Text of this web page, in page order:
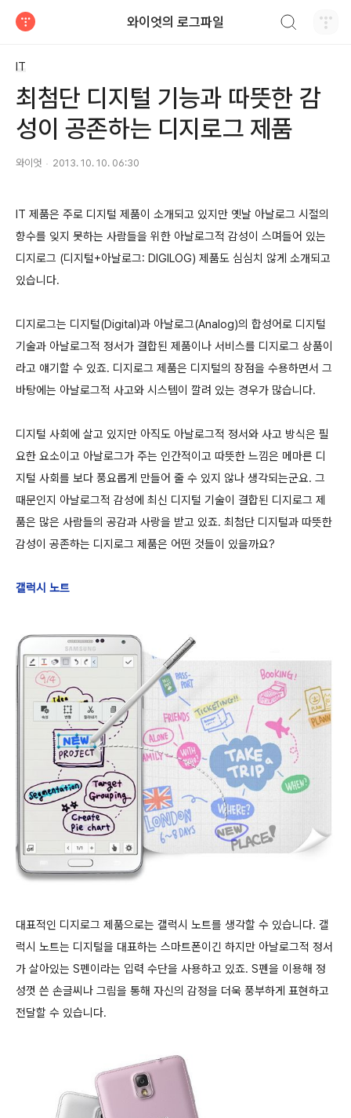
와이엇의 로그파일
IT
최첨단 디지털 기능과 따뜻한 감
성이 공존하는 디지로그 제품
와이엇 2013. 10. 10. 06:30
IT 제품은 주로 디지털 제품이 소개되고 있지만 옛날 아날로그 시절의
향수를 잊지 못하는 사람들을 위한 아날로그적 감성이 스며들어 있는
디지로그 (디지털+아날로그: DIGILOG) 제품도 심심치 않게 소개되고
있습니다.
디지로그는 디지털(Digital)과 아날로그(Analog)의 합성어로 디지털
기술과 아날로그적 정서가 결합된 제품이나 서비스를 디지로그 상품이
라고 얘기할 수 있죠. 디지로그 제품은 디지털의 장점을 수용하면서 그
바탕에는 아날로그적 사고와 시스템이 깔려 있는 경우가 많습니다.
디지털 사회에 살고 있지만 아직도 아날로그적 정서와 사고 방식은 필
요한 요소이고 아날로그가 주는 인간적이고 따뜻한 느낌은 메마른 디
지털 사회를 보다 풍요롭게 만들어 줄 수 있지 않나 생각되는군요. 그
때문인지 아날로그적 감성에 최신 디지털 기술이 결합된 디지로그 제
품은 많은 사람들의 공감과 사랑을 받고 있죠. 최첨단 디지털과 따뜻한
감성이 공존하는 디지로그 제품은 어떤 것들이 있을까요?
갤럭시 노트
대표적인 디지로그 제품으로는 갤럭시 노트를 생각할 수 있습니다. 갤
럭시 노트는 디지털을 대표하는 스마트폰이긴 하지만 아날로그적 정서
가 살아있는 S펜이라는 입력 수단을 사용하고 있죠. S펜을 이용해 정
성껏 쓴 손글씨나 그림을 통해 자신의 감정을 더욱 풍부하게 표현하고
전달할 수 있습니다.